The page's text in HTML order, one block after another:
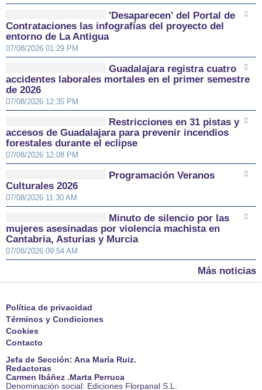
'Desaparecen' del Portal de
Contrataciones las infografías del proyecto del
entorno de La Antigua
07/08/2026 01:29 PM
Guadalajara registra cuatro
accidentes laborales mortales en el primer semestre
de 2026
07/08/2026 12:35 PM
Restricciones en 31 pistas y
accesos de Guadalajara para prevenir incendios
forestales durante el eclipse
07/08/2026 12:08 PM
Programación Veranos
Culturales 2026
07/08/2026 11:30 AM
Minuto de silencio por las
mujeres asesinadas por violencia machista en
Cantabria, Asturias y Murcia
07/08/2026 09:54 AM
Más noticias
Política de privacidad
Términos y Condiciones
Cookies
Contacto
Jefa de Sección: Ana María Ruiz.
Redactoras
Carmen Ibáñez .Marta Perruca
Denominación social: Ediciones Florpanal S.L.